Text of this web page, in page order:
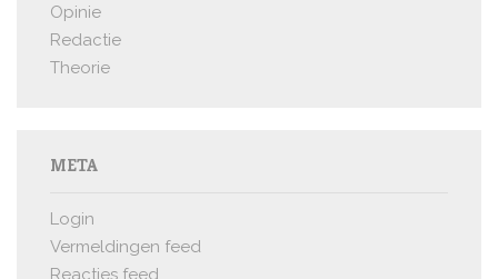
Opinie
Redactie
Theorie
META
Login
Vermeldingen feed
Reacties feed